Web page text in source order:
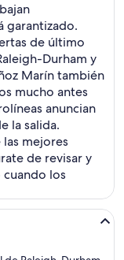
garantizado.
de último
Durham y
Marín también
mucho antes
anuncian
la salida.
mejores
de revisar y
los